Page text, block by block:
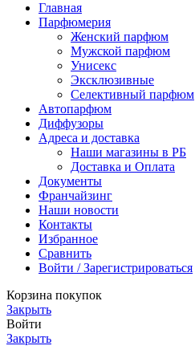
Главная
Парфюмерия
Женский парфюм
Мужской парфюм
Унисекс
Эксклюзивные
Селективный парфюм
Автопарфюм
Диффузоры
Адреса и доставка
Наши магазины в РБ
Доставка и Оплата
Документы
Франчайзинг
Наши новости
Контакты
Избранное
Сравнить
Войти / Зарегистрироваться
Корзина покупок
Закрыть
Войти
Закрыть